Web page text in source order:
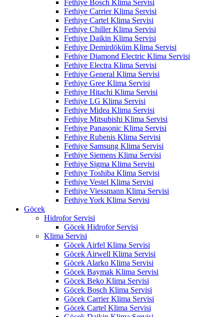
Fethiye Bosch Klima Servisi
Fethiye Carrier Klima Servisi
Fethiye Cartel Klima Servisi
Fethiye Chiller Klima Servisi
Fethiye Daikin Klima Servisi
Fethiye Demirdöküm Klima Servisi
Fethiye Diamond Electric Klima Servisi
Fethiye Electra Klima Servisi
Fethiye General Klima Servisi
Fethiye Gree Klima Servisi
Fethiye Hitachi Klima Servisi
Fethiye LG Klima Servisi
Fethiye Midea Klima Servisi
Fethiye Mitsubishi Klima Servisi
Fethiye Panasonic Klima Servisi
Fethiye Rubenis Klima Servisi
Fethiye Samsung Klima Servisi
Fethiye Siemens Klima Servisi
Fethiye Sigma Klima Servisi
Fethiye Toshiba Klima Servisi
Fethiye Vestel Klima Servisi
Fethiye Viessmann Klima Servisi
Fethiye York Klima Servisi
Göcek
Hidrofor Servisi
Göcek Hidrofor Servisi
Klima Servisi
Göcek Airfel Klima Servisi
Göcek Airwell Klima Servisi
Göcek Alarko Klima Servisi
Göcek Baymak Klima Servisi
Göcek Beko Klima Servisi
Göcek Bosch Klima Servisi
Göcek Carrier Klima Servisi
Göcek Cartel Klima Servisi